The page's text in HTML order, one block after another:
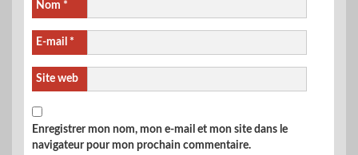
Nom *
E-mail *
Site web
Enregistrer mon nom, mon e-mail et mon site dans le
navigateur pour mon prochain commentaire.